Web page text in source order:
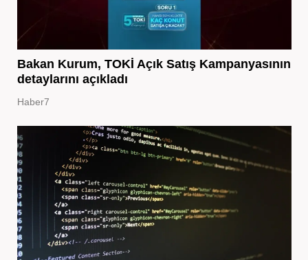
Bakan Kurum, TOKİ Açık Satış Kampanyasının
detaylarını açıkladı
Haber7